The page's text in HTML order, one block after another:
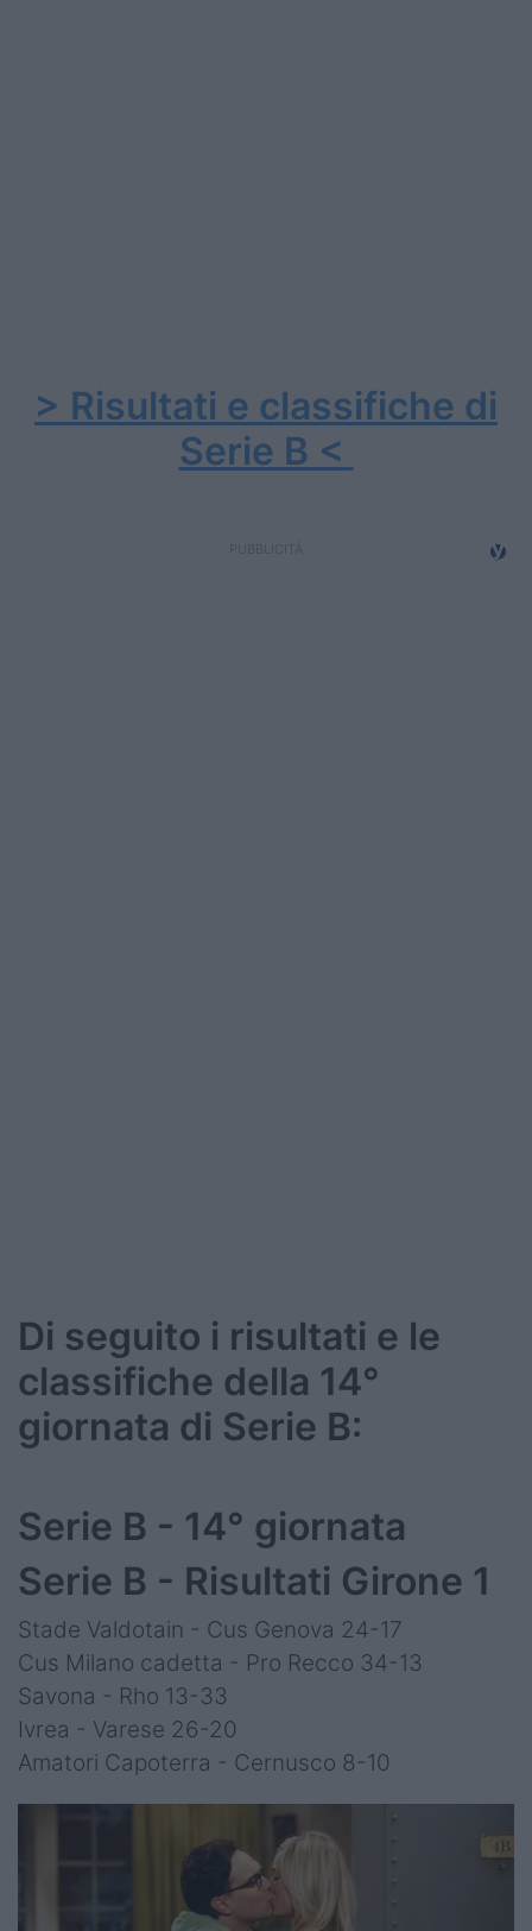
> Risultati e classifiche di
Serie B <
Di seguito i risultati e le
classifiche della 14°
giornata di Serie B:
Serie B - 14° giornata
Serie B - Risultati Girone 1
Stade Valdotain - Cus Genova 24-17
Cus Milano cadetta - Pro Recco 34-13
Savona - Rho 13-33
Ivrea - Varese 26-20
Amatori Capoterra - Cernusco 8-10